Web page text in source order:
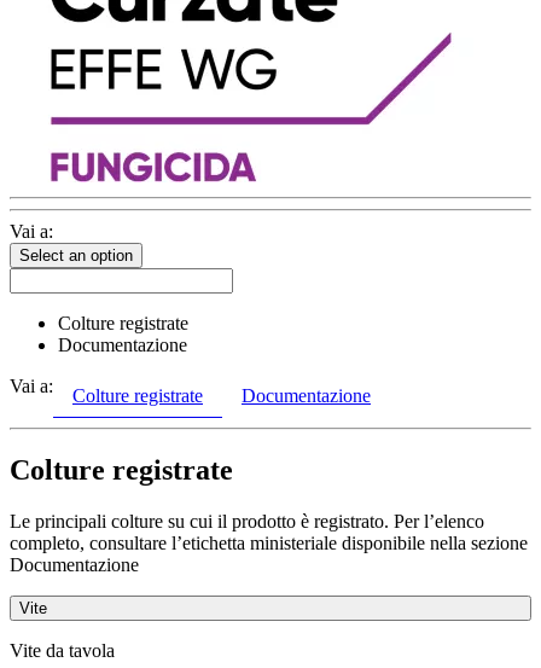
Vai a:
Select an option
Colture registrate
Documentazione
Vai a:
Colture registrate Documentazione
Colture registrate
Le principali colture su cui il prodotto è registrato. Per l’elenco
completo, consultare l’etichetta ministeriale disponibile nella sezione
Documentazione
Vite
Vite da tavola